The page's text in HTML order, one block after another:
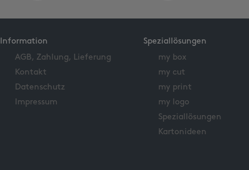
Information
AGB, Zahlung, Lieferung
Kontakt
Datenschutz
Impressum
Speziallösungen
my box
my cut
my print
my logo
Speziallösungen
Kartonideen